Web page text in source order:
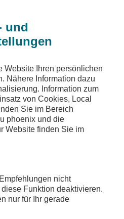
mit Franziska Brantner
von B'90/Die Grünen,
zu
und
Website Ihren persönlichen
Nähere Information dazu
Information zum
von Cookies, Local
Sie im Bereich
phoenix und die
Website finden Sie im
nicht
Funktion deaktivieren.
nur für Ihr gerade